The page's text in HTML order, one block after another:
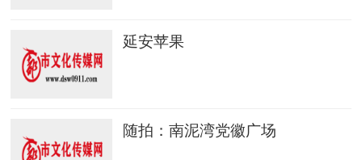
延安苹果
随拍：南泥湾党徽广场